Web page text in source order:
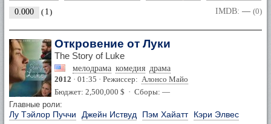
0.000 ( 1) IMDB: — (0)
Откровение от Луки
The Story of Luke
мелодрама комедия драма
2012 · 01:35 · Режиссер: Алонсо Майо
Бюджет: 2,500,000 $ · Сборы: —
Главные роли:
Лу Тэйлор Пуччи Джейн Иствуд Пэм Хайатт Кэри Элвес